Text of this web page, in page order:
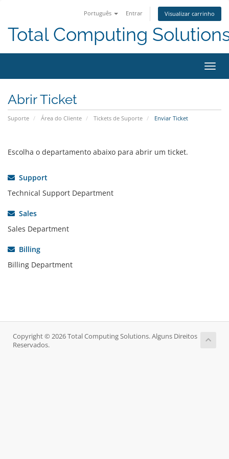
Português Entrar Visualizar carrinho
Total Computing
Abrir Ticket
Suporte Área do Cliente Tickets de Suporte Enviar Ticket
Escolha o departamento abaixo para abrir um ticket.
Support
Technical Support Department
Sales
Sales Department
Billing
Billing Department
Copyright © 2026 Total Computing Solutions. Alguns Direitos
Reservados.